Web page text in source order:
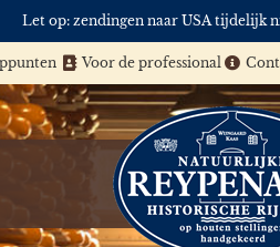
Let op: zendingen naar USA tijdelijk
Voor de professional